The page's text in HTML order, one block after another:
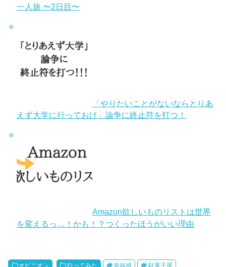
一人旅 〜2日目〜
「やりたいことがないならとりあ
えず大学に行っておけ」論争に終止符を打つ！
Amazon欲しいものリストは世界
を変えるっ…！かも！？つくったほうがいい理由